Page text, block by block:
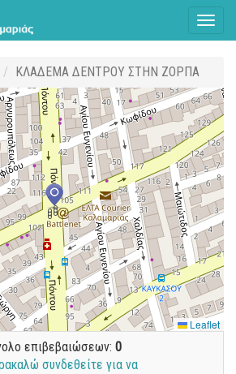
ΚΛΑΔΕΜΑ ΔΕΝΤΡΟΥ ΣΤΗΝ ΖΟΡΠΑ
Leaflet
επιβεβαιώσεων: 0
συνδεθείτε για να